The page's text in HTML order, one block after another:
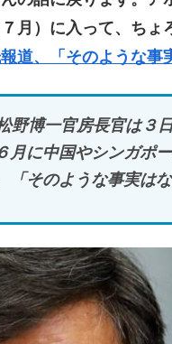
月）に入って、ち
道、「そのような事
博一官房長官は３
月に中国やシンガポ
そのような事実はな